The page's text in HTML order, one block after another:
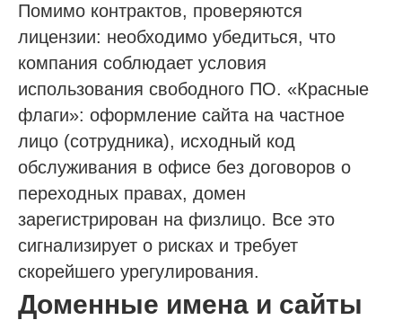
Помимо контрактов, проверяются
лицензии: необходимо убедиться, что
компания соблюдает условия
использования свободного ПО. «Красные
флаги»: оформление сайта на частное
лицо (сотрудника), исходный код
обслуживания в офисе без договоров о
переходных правах, домен
зарегистрирован на физлицо. Все это
сигнализирует о рисках и требует
скорейшего урегулирования.
Доменные имена и сайты